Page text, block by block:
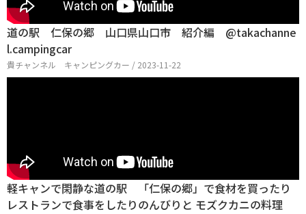
道の駅 仁保の郷 山口県山口市 紹介編 @takachanne
l.campingcar
貴チャンネル キャンピングカー / 2023-11-22
軽キャンで閑静な道の駅 「仁保の郷」で食材を買ったり
レストランで食事をしたりのんびりと モズクカニの料理